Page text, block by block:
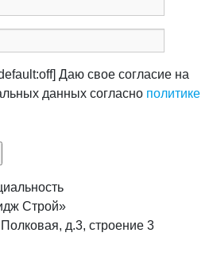
Даю свое согласие на
данных согласно политике
Строй»
д.3, строение 3